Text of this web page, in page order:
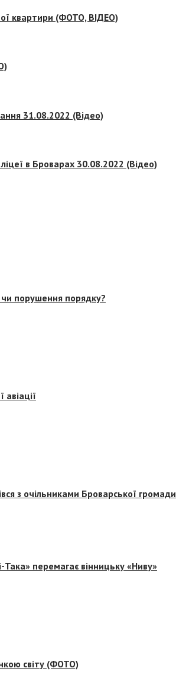
квартири (ФОТО, ВІДЕО)
31.08.2022 (Відео)
в Броварах 30.08.2022 (Відео)
порушення порядку?
з очільниками Броварської громади
перемагає вінницьку «Ниву»
світу (ФОТО)